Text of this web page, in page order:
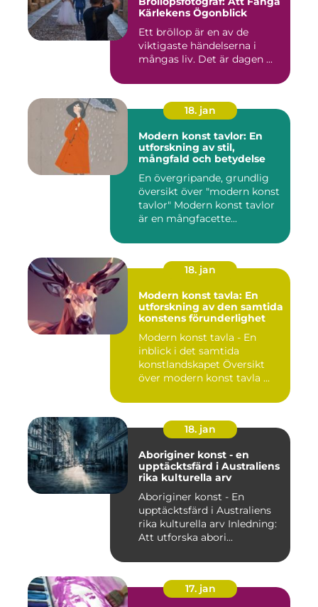
Kärlekens Ögonblick
Ett bröllop är en av de
viktigaste händelserna i
mångas liv. Det är dagen ...
18. jan
Modern konst tavlor: En
utforskning av stil,
mångfald och betydelse
En övergripande, grundlig
översikt över "modern konst
tavlor" Modern konst tavlor
är en mångfacette...
18. jan
Modern konst tavla: En
utforskning av den samtida
konstens förunderlighet
Modern konst tavla - En
inblick i det samtida
konstlandskapet Översikt
över modern konst tavla ...
18. jan
Aboriginer konst - en
upptäcktsfärd i Australiens
rika kulturella arv
Aboriginer konst - En
upptäcktsfärd i Australiens
rika kulturella arv Inledning:
Att utforska abori...
17. jan